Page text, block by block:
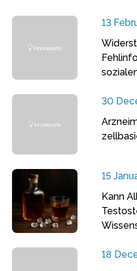
13
30
15
Kann
18